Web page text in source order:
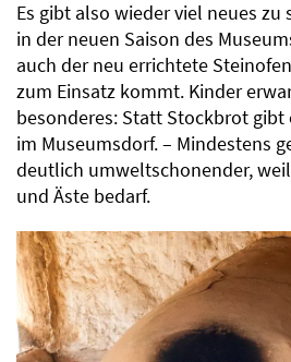
Es gibt also wieder viel neues zu
in der neuen Saison des
auch der neu errichtete
zum Einsatz kommt. Kinder
besonderes: Statt Stockbrot
im Museumsdorf. – Mindestens
deutlich umweltschonender,
und Äste bedarf.